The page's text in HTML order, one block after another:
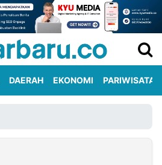
DAERAH EKONOMI PARIWISATA